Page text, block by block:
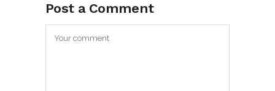
Post a Comment